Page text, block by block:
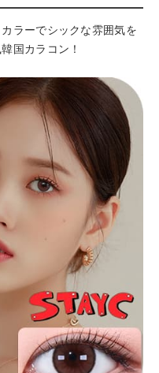
ラーでシックな雰囲気を
国カラコン！